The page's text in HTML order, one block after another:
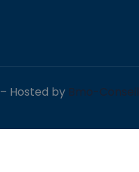
– Hosted by Bmo-Conseil